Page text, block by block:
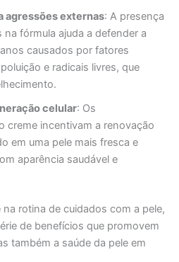
agressões externas: A presença
fórmula ajuda a defender a
causados por fatores
e radicais livres, que
celular: Os
creme incentivam a renovação
em uma pele mais fresca e
aparência saudável e
rotina de cuidados com a pele,
de benefícios que promovem
também a saúde da pele em